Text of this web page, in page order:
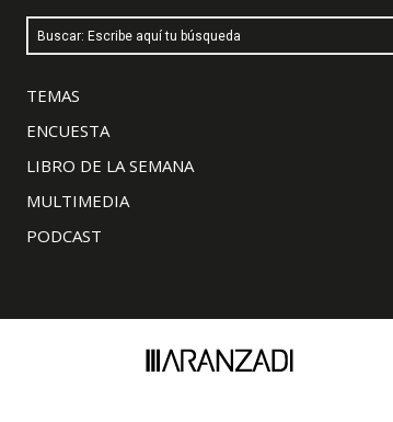
Buscar: Escribe aquí tu búsqueda
TEMAS
ENCUESTA
LIBRO DE LA SEMANA
MULTIMEDIA
PODCAST